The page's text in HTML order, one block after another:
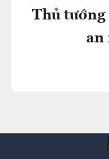
Thủ tướng
an